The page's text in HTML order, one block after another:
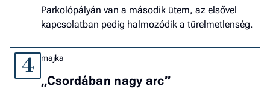
Parkolópályán van a második ütem, az elsővel
kapcsolatban pedig halmozódik a türelmetlenség.
4 majka
„Csordában nagy arc”